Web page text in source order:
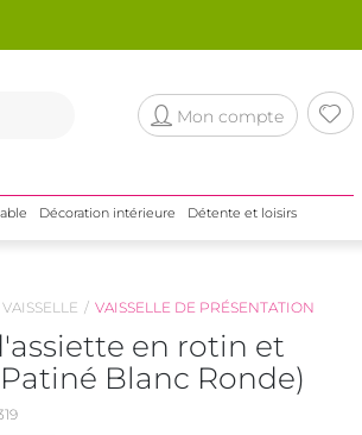
Mon compte
Décoration intérieure Détente et loisirs
VAISSELLE VAISSELLE DE PRÉSENTATION
en rotin et
Blanc Ronde)